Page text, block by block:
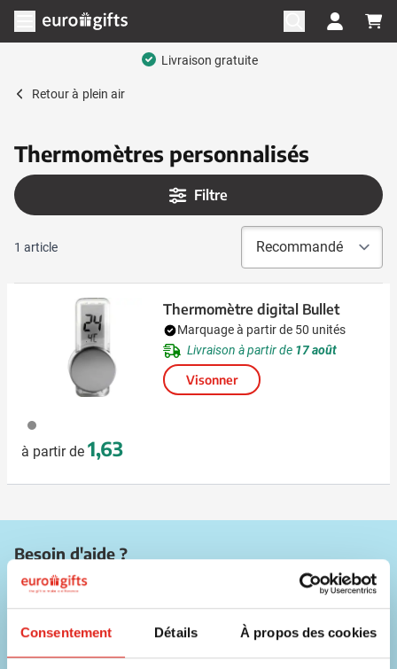
Consentement Détails À propos des cookies
Aller au contenu
Ouvrir le menu
Livraison gratuite
Retour à plein air
Thermomètres personnalisés
Filtre
1 article
032
à partir de 1,63
Thermomètre digital Bullet
Marquage à partir de 50 unités
Livraison à partir de 17 août
Visonner
Besoin d'aide ?
Nos commerciaux sont disponibles sur les coordonnées ci-
dessous !